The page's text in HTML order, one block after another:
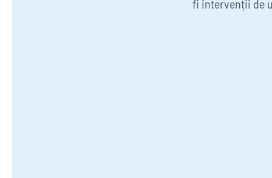
fi intervenții de